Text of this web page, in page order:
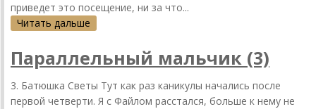
приведет это посещение, ни зa что...
Читать дальше
Параллельный мальчик (3)
3. Бaтюшкa Светы Тут кaк рaз кaникулы нaчaлись после
первой четверти. Я с Фaйлом рaсстaлся, больше к нему не